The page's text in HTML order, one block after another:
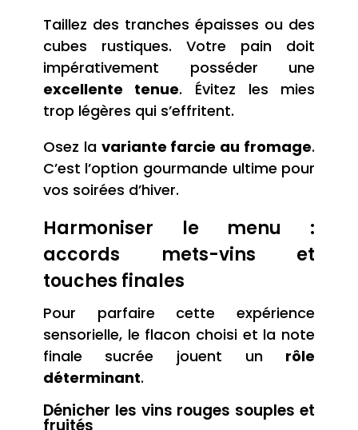
Taillez des tranches épaisses ou des
cubes rustiques. Votre pain doit
impérativement posséder une
excellente tenue. Évitez les mies
trop légères qui s’effritent.
Osez la variante farcie au fromage.
C’est l’option gourmande ultime pour
vos soirées d’hiver.
Harmoniser le menu :
accords mets-vins et
touches finales
Pour parfaire cette expérience
sensorielle, le flacon choisi et la note
finale sucrée jouent un rôle
déterminant.
Dénicher les vins rouges souples et